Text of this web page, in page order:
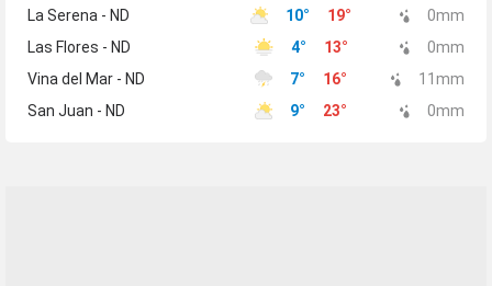
La Serena - ND
10° 19° 0mm
Las Flores - ND
4° 13° 0mm
Vina del Mar - ND
7° 16° 11 mm
San Juan - ND
9° 23° 0mm